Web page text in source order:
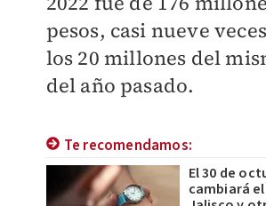
pesos, casi nueve
los 20 millones del
del año pasado.
Te recomendamos:
El 30 de
cambiará